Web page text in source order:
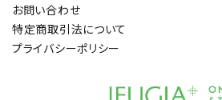
お問い合わせ
特定商取引法について
プライバシーポリシー